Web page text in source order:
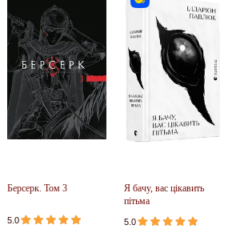
Берсерк. Том 3
5.0
Я бачу, вас цікавить
пітьма
5.0